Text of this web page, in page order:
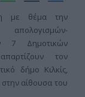
με θέμα την
7 Δημοτικών
τον
δήμο Κιλκίς,
αίθουσα του